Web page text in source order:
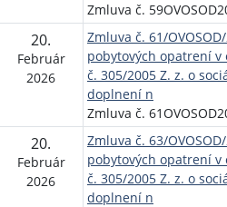
Zmluva č.
20.
Február
2026
Zmluva č. 61/
pobytových opatrení v
č. 305/2005 Z. z. o
doplnení n
Zmluva č.
20.
Február
2026
Zmluva č. 63/
pobytových opatrení v
č. 305/2005 Z. z. o
doplnení n